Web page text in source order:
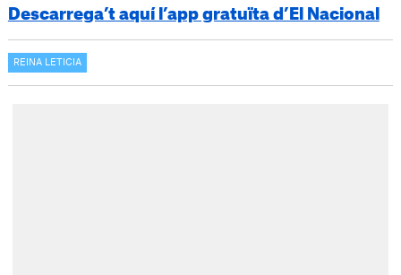
Descarrega’t aquí l’app gratuïta d’El Nacional
REINA LETICIA